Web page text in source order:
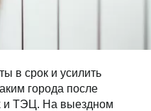
в срок и усилить
города после
и ТЭЦ. На выездном